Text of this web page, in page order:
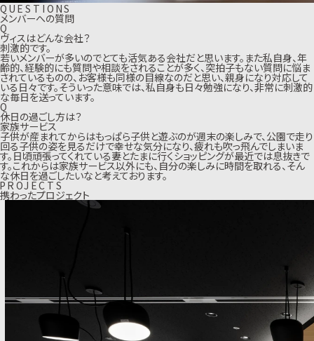
Q U E S T I O NS
メンバーへの質問
Q
ヴィスはどんな会社？
刺激的です。
若いメンバーが多いのでとても活気ある会社だと思います。また私自身、年
齢的、経験的にも質問や相談をされることが多く、突拍子もない質問に悩ま
されているものの、お客様も同様の目線なのだと思い、親身になり対応して
いる日々です。そういった意味では、私自身も日々勉強になり、非常に刺激的
な毎日を送っています。
Q
休日の過ごし方は？
家族サービス
子供が産まれてからはもっぱら子供と遊ぶのが週末の楽しみで、公園で走り
回る子供の姿を見るだけで幸せな気分になり、疲れも吹っ飛んでしまいま
す。日頃頑張ってくれている妻とたまに行くショッピングが最近では息抜きで
す。これからは家族サービス以外にも、自分の楽しみに時間を取れる、そん
な休日を過ごしたいなと考えております。
PR OJ ECT S
携わったプロジェクト